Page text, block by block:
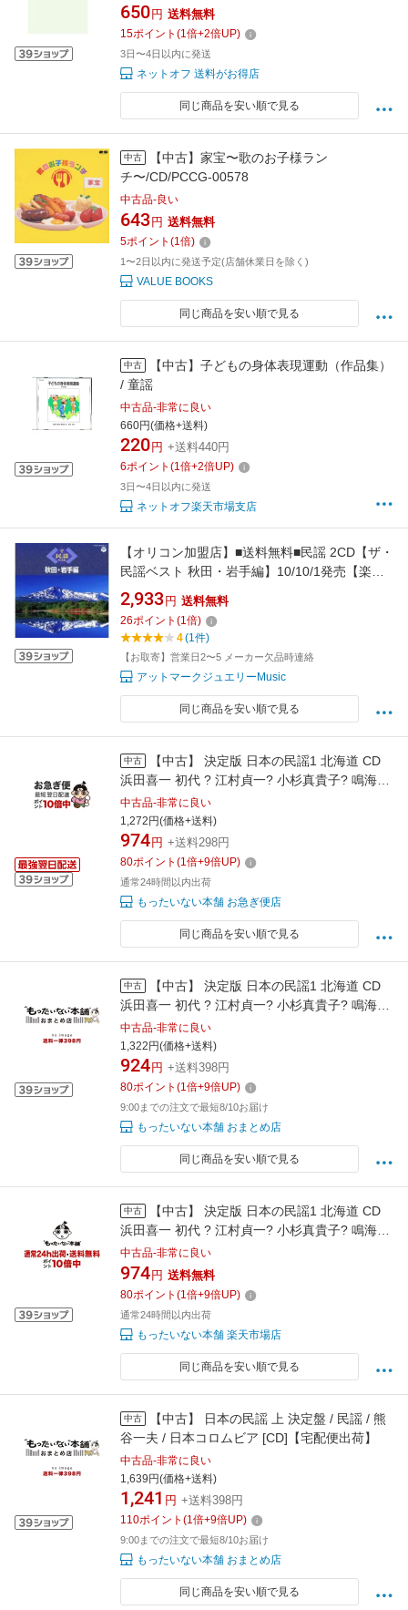
650 円 送料無料
15ポイント (1倍+2倍UP)
3日〜4日以内に発送
ネットオフ 送料がお得店
同じ商品を安い順で見る
中古
【中古】家宝〜歌のお子様ラン
チ〜/CD/PCCG-00578
中古品-良い
643 円 送料無料
5ポイント (1倍)
1〜2日以内に発送予定(店舗休業日を除く)
VALUE BOOKS
同じ商品を安い順で見る
中古
【中古】子どもの身体表現運動（作品集）
/ 童謡
中古品-非常に良い
660円(価格+送料)
220 円 +送料440円
6ポイント (1倍+2倍UP)
3日〜4日以内に発送
ネットオフ楽天市場支店
【オリコン加盟店】■送料無料■民謡 2CD【ザ・
民謡ベスト 秋田・岩手編】10/10/1発売【楽ギ
フ_包装選択】
2,933 円 送料無料
26ポイント (1倍)
4(1件)
【お取寄】営業日2〜5 メーカー欠品時連絡
アットマークジュエリーMusic
同じ商品を安い順で見る
中古
【中古】 決定版 日本の民謡1 北海道 CD
浜田喜一 初代 ? 江村貞一? 小杉真貴子? 鳴海重
光? 大塚美春? 柴田隆章 藤みち子 / 浜田喜一(初
代), 江村貞一, 小杉真貴子, 鳴海 / [CD]【ネコポ
ス発送】
中古品-非常に良い
1,272円(価格+送料)
974 円 +送料298円
80ポイント (1倍+9倍UP)
通常24時間以内出荷
もったいない本舗 お急ぎ便店
同じ商品を安い順で見る
中古
【中古】 決定版 日本の民謡1 北海道 CD
浜田喜一 初代 ? 江村貞一? 小杉真貴子? 鳴海重
光? 大塚美春? 柴田隆章 藤みち子 / 浜田喜一(初
代), 江村貞一, 小杉真貴子, 鳴海重 / [CD]【宅配
便出荷】
中古品-非常に良い
1,322円(価格+送料)
924 円 +送料398円
80ポイント (1倍+9倍UP)
9:00までの注文で最短8/10お届け
もったいない本舗 おまとめ店
同じ商品を安い順で見る
中古
【中古】 決定版 日本の民謡1 北海道 CD
浜田喜一 初代 ? 江村貞一? 小杉真貴子? 鳴海重
光? 大塚美春? 柴田隆章 藤みち子 / 浜田喜一(初
代), 江 / [CD]【メール便送料無料】【最短翌日
配達対応】
中古品-非常に良い
974 円 送料無料
80ポイント (1倍+9倍UP)
通常24時間以内出荷
もったいない本舗 楽天市場店
同じ商品を安い順で見る
中古
【中古】 日本の民謡 上 決定盤 / 民謡 / 熊
谷一夫 / 日本コロムビア [CD]【宅配便出荷】
中古品-非常に良い
1,639円(価格+送料)
1,241 円 +送料398円
110ポイント (1倍+9倍UP)
9:00までの注文で最短8/10お届け
もったいない本舗 おまとめ店
同じ商品を安い順で見る